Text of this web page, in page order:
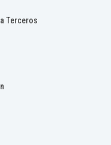
Terceros